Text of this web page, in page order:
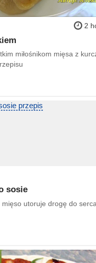
2
miłośnikom mięsa z
sosie
mięso utoruje drogę do